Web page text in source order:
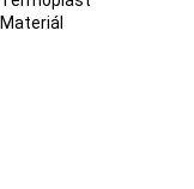
Materiál